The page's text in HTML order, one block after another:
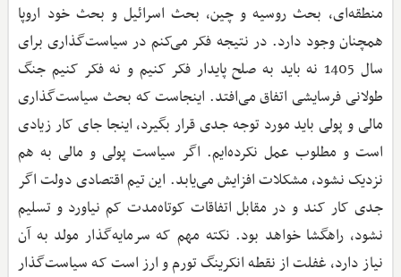
منطقه‌ای، بحث روسیه و چین، بحث اسرائیل و بحث خود اروپا
همچنان وجود دارد. در نتیجه فکر می‌کنم در سیاست‌گذاری برای
سال 1405 نه باید به صلح پایدار فکر کنیم و نه فکر کنیم جنگ
طولانی فرسایشی اتفاق می‌افتد. اینجاست که بحث سیاست‌گذاری
مالی و پولی باید مورد توجه جدی قرار بگیرد، اینجا جای کار زیادی
است و مطلوب عمل نکرده‌ایم. اگر سیاست پولی و مالی به ‌هم
نزدیک نشود، مشکلات افزایش می‌یابد. این تیم اقتصادی دولت اگر
جدی کار کند و در مقابل اتفاقات کوتاه‌مدت کم نیاورد و تسلیم
نشود،‌ راهگشا خواهد بود. نکته مهم که سرمایه‌گذار مولد به آن
نیاز دارد، غفلت از نقطه انکرینگ تورم و ارز است که سیاست‌گذار